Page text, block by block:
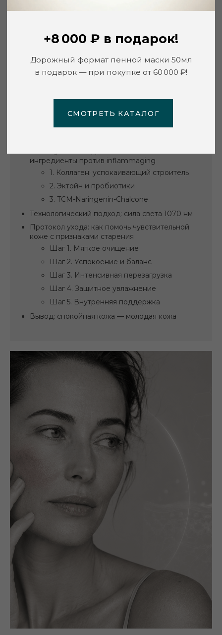
Что запускает воспалительное старение
1. Стресс окружающей среды:
2. Кортизол и связь кожи со стрессом
3. Механический стресс
ингредиенты против inflammaging
1. Коллаген: успокаивающий строитель
2. Эктойн и пробиотики
3. TCM-Naringenin-Chalcone
Технологический подход: сила света 1070 нм
Протокол ухода: как помочь чувствительной
коже с признаками старения
Шаг 1. Мягкое очищение
Шаг 2. Успокоение и баланс
Шаг 3. Интенсивная перезагрузка
Шаг 4. Защитное увлажнение
Шаг 5. Внутренняя поддержка
Вывод: спокойная кожа — молодая кожа